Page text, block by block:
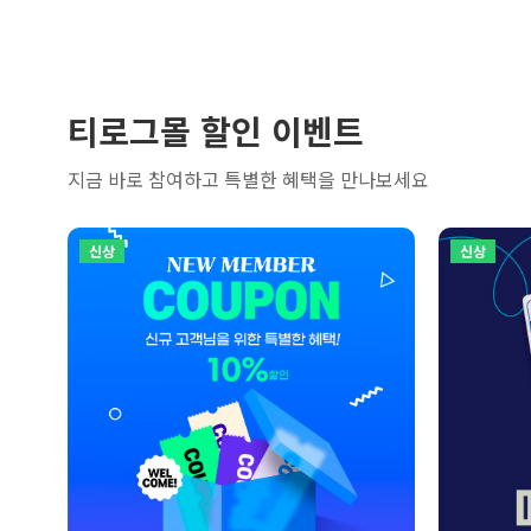
티로그몰 할인 이벤트
지금 바로 참여하고 특별한 혜택을 만나보세요
신상 신상